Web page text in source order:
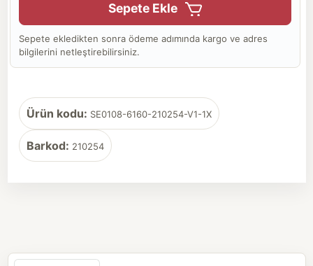
Sepete Ekle
Sepete ekledikten sonra ödeme adımında kargo ve adres
bilgilerini netleştirebilirsiniz.
Ürün kodu: SE0108-6160-210254-V1-1X
Barkod: 210254